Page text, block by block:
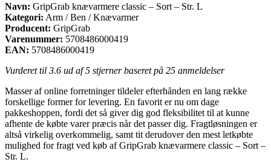
Navn: GripGrab knævarmere classic – Sort – Str. L
Kategori: Arm / Ben / Knævarmer
Producent: GripGrab
Varenummer: 5708486000419
EAN: 5708486000419
Vurderet til 3.6 ud af 5 stjerner baseret på 25 anmeldelser
Masser af online forretninger tildeler efterhånden en lang række
forskellige former for levering. En favorit er nu om dage
pakkeshoppen, fordi det så giver dig god fleksibilitet til at kunne
afhente de købte varer præcis når det passer dig. Fragtløsningen er
altså virkelig overkommelig, samt tit derudover den mest letkøbte
mulighed for fragt ved køb af GripGrab knævarmere classic – Sort –
Str. L.